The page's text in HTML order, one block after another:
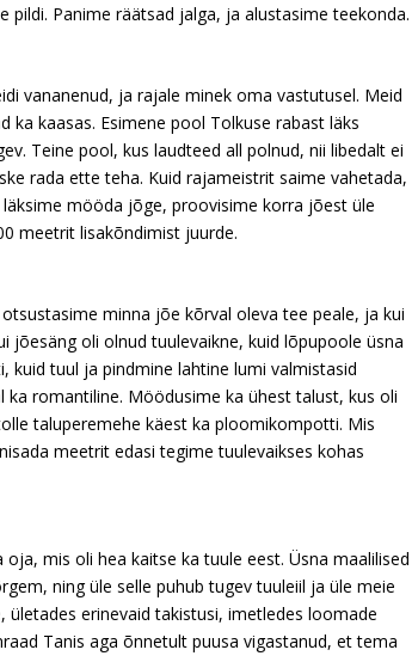
Panime räätsad jalga, ja alustasime teekonda.
ja rajale minek oma vastutusel. Meid
ka kaasas. Esimene pool Tolkuse rabast läks
Teine pool, kus laudteed all polnud, nii libedalt ei
rada ette teha. Kuid rajameistrit saime vahetada,
mööda jõge, proovisime korra jõest üle
meetrit lisakõndimist juurde.
minna jõe kõrval oleva tee peale, ja kui
jõesäng oli olnud tuulevaikne, kuid lõpupoole üsna
kuid tuul ja pindmine lahtine lumi valmistasid
romantiline. Möödusime ka ühest talust, kus oli
taluperemehe käest ka ploomikompotti. Mis
meetrit edasi tegime tuulevaikses kohas
mis oli hea kaitse ka tuule eest. Üsna maalilised
ning üle selle puhub tugev tuuleiil ja üle meie
ületades erinevaid takistusi, imetledes loomade
Tanis aga õnnetult puusa vigastanud, et tema